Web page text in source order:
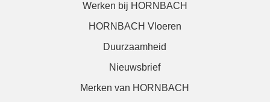
Werken bij HORNBACH
HORNBACH Vloeren
Duurzaamheid
Nieuwsbrief
Merken van HORNBACH